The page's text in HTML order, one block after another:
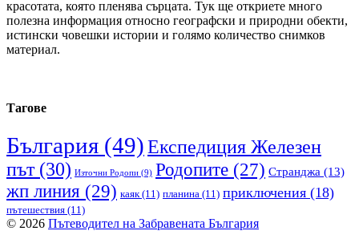
красотата, която пленява сърцата. Тук ще откриете много
полезна информация относно географски и природни обекти,
истински човешки истории и голямо количество снимков
материал.
Тагове
България (49)Експедиция Железен
път(30) Източни Родопи (9) Родопите (27) Странджа (13)
жп линия (29) каяк(11) планина (11) приключения (18)
пътешествия (11)
© 2026 Пътеводител на Забравената България